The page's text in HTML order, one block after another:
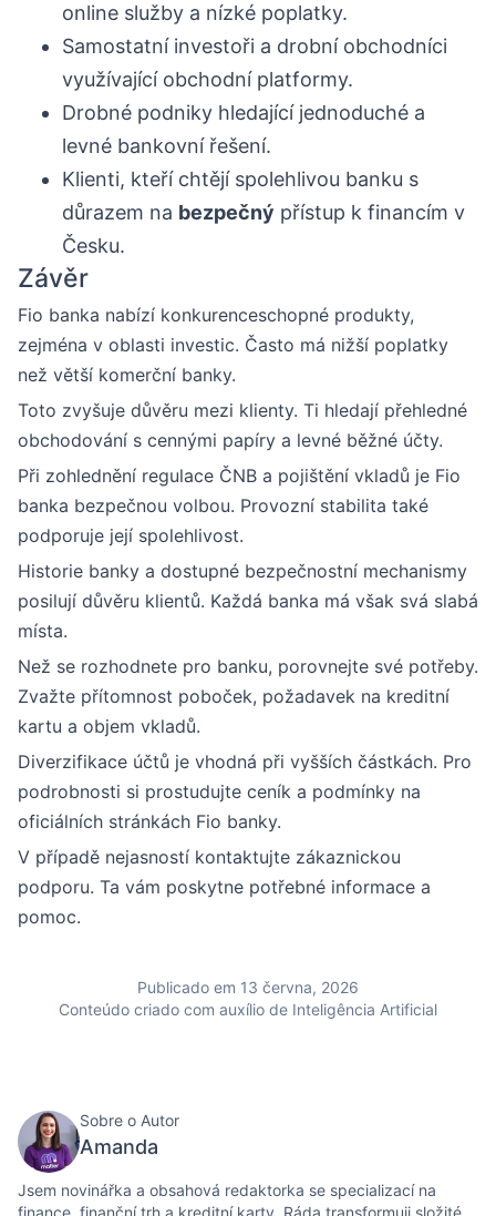
online služby a nízké poplatky.
Samostatní investoři a drobní obchodníci
využívající obchodní platformy.
Drobné podniky hledající jednoduché a
levné bankovní řešení.
Klienti, kteří chtějí spolehlivou banku s
důrazem na bezpečný přístup k financím v
Česku.
Závěr
Fio banka nabízí konkurenceschopné produkty,
zejména v oblasti investic. Často má nižší poplatky
než větší komerční banky.
Toto zvyšuje důvěru mezi klienty. Ti hledají přehledné
obchodování s cennými papíry a levné běžné účty.
Při zohlednění regulace ČNB a pojištění vkladů je Fio
banka bezpečnou volbou. Provozní stabilita také
podporuje její spolehlivost.
Historie banky a dostupné bezpečnostní mechanismy
posilují důvěru klientů. Každá banka má však svá slabá
místa.
Než se rozhodnete pro banku, porovnejte své potřeby.
Zvažte přítomnost poboček, požadavek na kreditní
kartu a objem vkladů.
Diverzifikace účtů je vhodná při vyšších částkách. Pro
podrobnosti si prostudujte ceník a podmínky na
oficiálních stránkách Fio banky.
V případě nejasností kontaktujte zákaznickou
podporu. Ta vám poskytne potřebné informace a
pomoc.
Publicado em 13 června, 2026
Conteúdo criado com auxílio de Inteligência Artificial
Sobre o Autor
Amanda
Jsem novinářka a obsahová redaktorka se specializací na
finance, finanční trh a kreditní karty. Ráda transformuji složité